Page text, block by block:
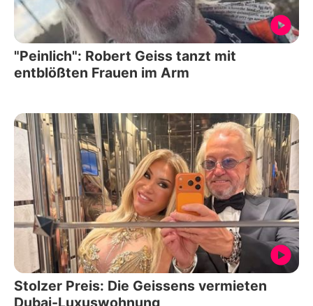
"Peinlich": Robert Geiss tanzt mit
entblößten Frauen im Arm
Stolzer Preis: Die Geissens vermieten
Dubai-Luxuswohnung